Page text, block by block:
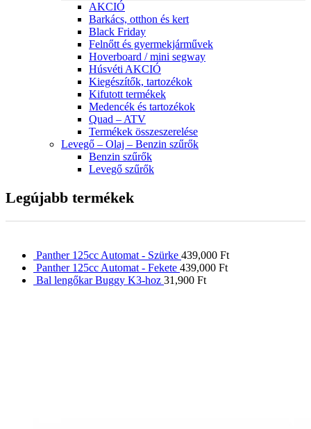
AKCIÓ
Barkács, otthon és kert
Black Friday
Felnőtt és gyermekjárművek
Hoverboard / mini segway
Húsvéti AKCIÓ
Kiegészítők, tartozékok
Kifutott termékek
Medencék és tartozékok
Quad – ATV
Termékek összeszerelése
Levegő – Olaj – Benzin szűrők
Benzin szűrők
Levegő szűrők
Legújabb termékek
Panther 125cc Automat - Szürke 439,000 Ft
Panther 125cc Automat - Fekete 439,000 Ft
Bal lengőkar Buggy K3-hoz 31,900 Ft